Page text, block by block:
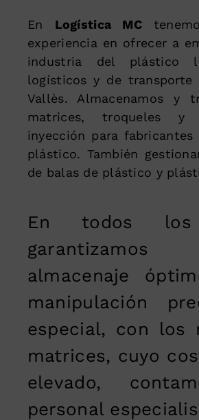
En Logística MC
experiencia en ofrecer a
industria del plástico
logísticos y de transporte
Vallès. Almacenamos y
matrices, troqueles y
inyección para fabricantes
plástico. También
de balas de plástico y
En todos los
almacenaje
manipulación
especial, con los
matrices, cuyo
elevado,
personal